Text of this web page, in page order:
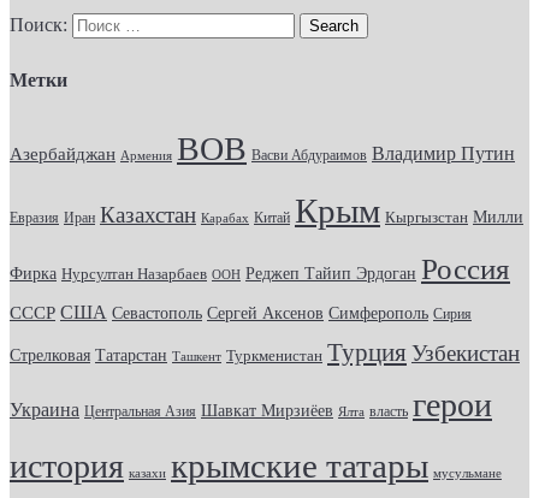
Поиск:
Метки
Азербайджан Армения ВОВ Васви Абдураимов Владимир Путин
Евразия Иран Казахстан Карабах Китай Крым Кыргызстан Милли
Фирка Нурсултан Назарбаев ООН Реджеп Тайип Эрдоган Россия
СССР США Севастополь Сергей Аксенов Симферополь Сирия
Стрелковая Татарстан Ташкент Туркменистан Турция Узбекистан
Украина Центральная Азия Шавкат Мирзиёев Ялта власть герои
история казахи крымские татары мусульмане